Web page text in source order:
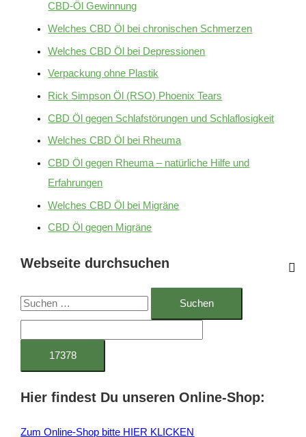
CBD-Öl Gewinnung
Welches CBD Öl bei chronischen Schmerzen
Welches CBD Öl bei Depressionen
Verpackung ohne Plastik
Rick Simpson Öl (RSO) Phoenix Tears
CBD Öl gegen Schlafstörungen und Schlaflosigkeit
Welches CBD Öl bei Rheuma
CBD Öl gegen Rheuma – natürliche Hilfe und
Erfahrungen
Welches CBD Öl bei Migräne
CBD Öl gegen Migräne
Webseite durchsuchen
S
c
n
Hier findest Du unseren Online-Shop:
Zum Online-Shop bitte HIER KLICKEN